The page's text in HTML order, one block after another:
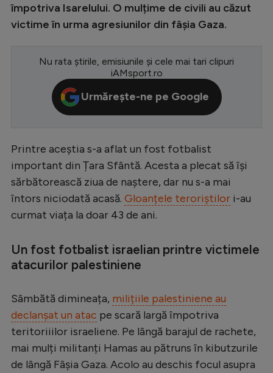
Champions League
Conference League
CM 2026
Premier League
Serie A
Bundesliga
Ligue 1
Starurile fotbalului
Stranieri
Clasamente
împotriva Isarelului. O mulțime de civili au căzut
victime în urma agresiunilor din fâșia Gaza.
Nu rata știrile, emisiunile și cele mai tari clipuri
iAMsport.ro
Urmărește-ne pe Google
Printre aceștia s-a aflat un fost fotbalist
important din Țara Sfântă. Acesta a plecat să își
sărbătorească ziua de naștere, dar nu s-a mai
întors niciodată acasă. Gloanțele teroriștilor i-au
curmat viața la doar 43 de ani.
Un fost fotbalist israelian printre victimele
atacurilor palestiniene
Sâmbătă dimineața, milițiile palestiniene au
declanșat un atac pe scară largă împotriva
teritoriiilor israeliene. Pe lângă barajul de rachete,
mai mulți militanți Hamas au pătruns în kibutzurile
de lângă Fâșia Gaza. Acolo au deschis focul asupra